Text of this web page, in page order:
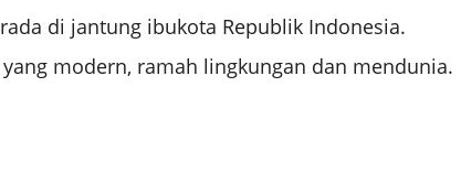
di jantung ibukota Republik Indonesia.
modern, ramah lingkungan dan mendunia.